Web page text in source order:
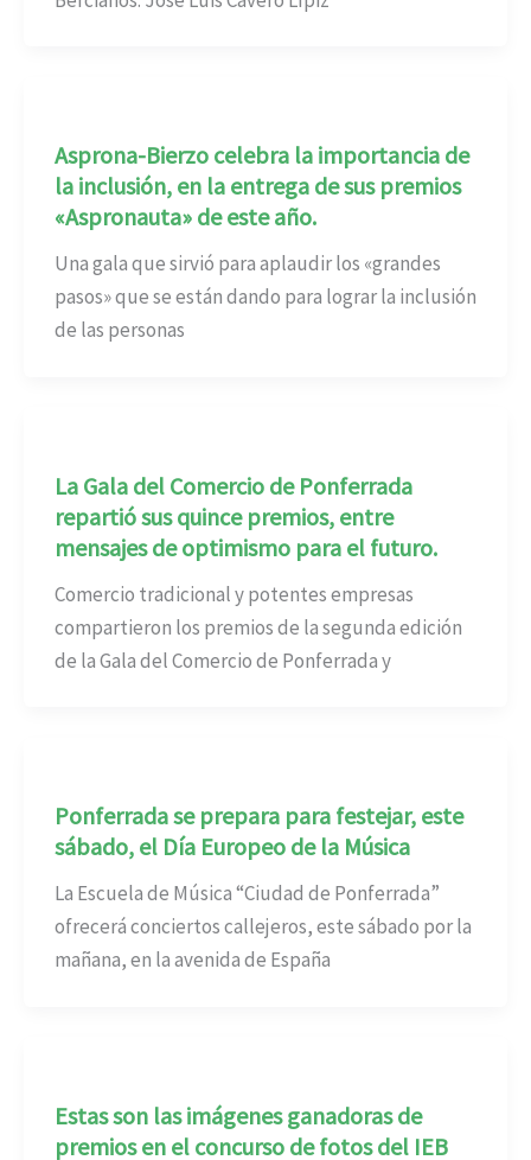
Asprona-Bierzo celebra la importancia de
la inclusión, en la entrega de sus premios
«Aspronauta» de este año.
Una gala que sirvió para aplaudir los «grandes
pasos» que se están dando para lograr la inclusión
de las personas
La Gala del Comercio de Ponferrada
repartió sus quince premios, entre
mensajes de optimismo para el futuro.
Comercio tradicional y potentes empresas
compartieron los premios de la segunda edición
de la Gala del Comercio de Ponferrada y
Ponferrada se prepara para festejar, este
sábado, el Día Europeo de la Música
La Escuela de Música “Ciudad de Ponferrada”
ofrecerá conciertos callejeros, este sábado por la
mañana, en la avenida de España
Estas son las imágenes ganadoras de
premios en el concurso de fotos del IEB